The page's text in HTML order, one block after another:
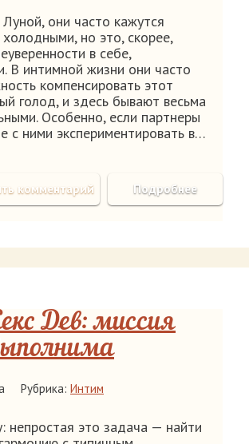
они часто кажутся
но это, скорее,
в себе,
В интимной жизни они часто
компенсировать этот
голод, и здесь бывают весьма
Особенно, если партнеры
с ними экспериментировать в…
Подробнее
комментарий
Дев: миссия
Рубрика: Интим
непростая это задача — найти